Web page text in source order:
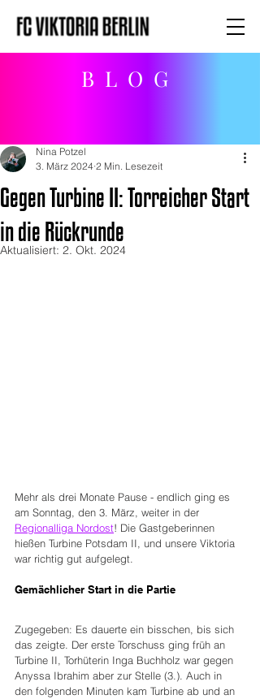
BLOG
Gegen Turbine II: Torreicher Start
in die Rückrunde
Nina Potzel
3. März 2024 2 Min. Lesezeit
Aktualisiert: 2. Okt. 2024
Mehr als drei Monate Pause - endlich ging es
am Sonntag, den 3. März, weiter in der
Regionalliga Nordost! Die Gastgeberinnen
hießen Turbine Potsdam II, und unsere Viktoria
war richtig gut aufgelegt.
Gemächlicher Start in die Partie
Zugegeben: Es dauerte ein bisschen, bis sich
das zeigte. Der erste Torschuss ging früh an
Turbine II, Torhüterin Inga Buchholz war gegen
Anyssa Ibrahim aber zur Stelle (3.). Auch in
den folgenden Minuten kam Turbine ab und an